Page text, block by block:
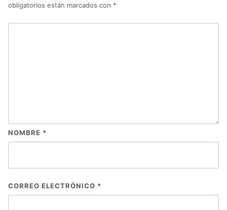
obligatorios están marcados con *
NOMBRE *
CORREO ELECTRÓNICO *